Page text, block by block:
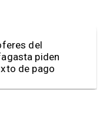
del
piden
de pago